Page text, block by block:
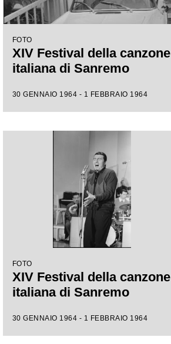
FOTO
XIV Festival della canzone
italiana di Sanremo
30 GENNAIO 1964 - 1 FEBBRAIO 1964
FOTO
XIV Festival della canzone
italiana di Sanremo
30 GENNAIO 1964 - 1 FEBBRAIO 1964